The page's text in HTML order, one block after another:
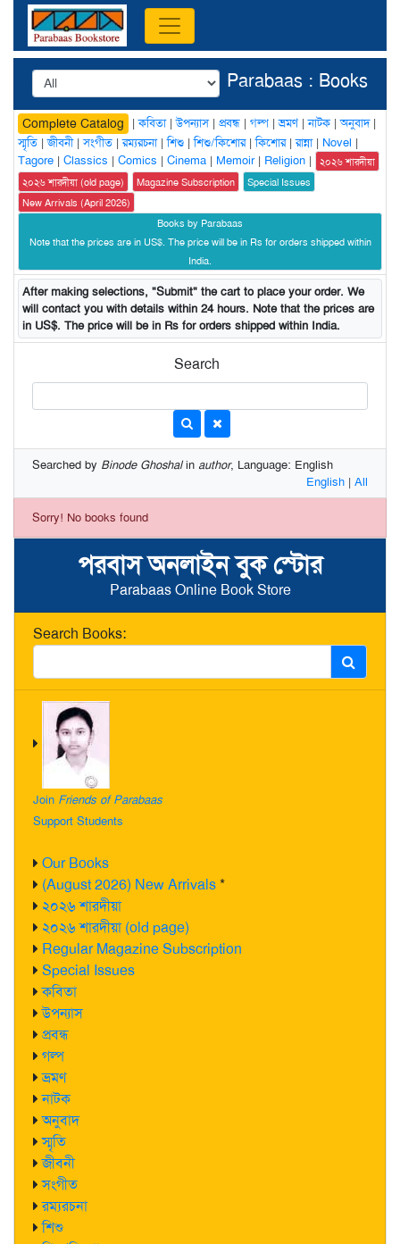
পরবাস অনলাইন বুক স্টোর
Parabaas Online Book Store
Search Books:
Join Friends of Parabaas
Support Students
Our Books
(August 2026) New Arrivals*
২০২৬ শারদীয়া
২০২৬ শারদীয়া (old page)
Regular Magazine Subscription
Special Issues
কবিতা
উপন্যাস
প্রবন্ধ
গল্প
ভ্রমণ
নাটক
অনুবাদ
স্মৃতি
জীবনী
সংগীত
রম্যরচনা
শিশু
Parabaas : Books
Complete Catalog |কবিতা|উপন্যাস| প্রবন্ধ | গল্প |ভ্রমণ|নাটক |অনুবাদ|
স্মৃতি |জীবনী|সংগীত |রম্যরচনা|শিশু |শিশু/কিশোর|কিশোর|রান্না| Novel |
Tagore | Classics | Comics | Cinema | Memoir| Religion |
২০২৬ শারদীয়া
২০২৬ শারদীয়া (old page)
Magazine Subscription
Special Issues
New Arrivals (April 2026)
Books by Parabaas
Note that the prices are in US$. The price will be in Rs for orders shipped within
India.
After making selections, "Submit" the cart to place your order. We
will contact you with details within 24 hours. Note that the prices are
in US$. The price will be in Rs for orders shipped within India.
Search
Searched by Binode Ghoshalin author, Language: English
English | All
Sorry! No books found